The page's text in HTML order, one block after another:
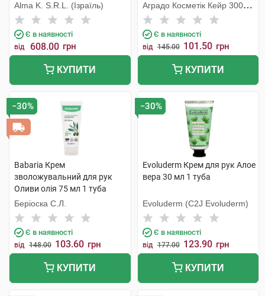
Alma K. S.R.L. (Ізраїль)
Є в наявності
від 608.00 грн
КУПИТИ
Аградо Косметік Кейр 3000
С.Л.У.
Є в наявності
від 145.00 101.50 грн
КУПИТИ
−30%
Babaria Крем
зволожувальний для рук
Оливи олія 75 мл 1 туба
Беріоска С.Л.
Є в наявності
від 148.00 103.60 грн
КУПИТИ
−30%
Evoluderm Крем для рук Алое
вера 30 мл 1 туба
Evoluderm (C2J Evoluderm)
Є в наявності
від 177.00 123.90 грн
КУПИТИ